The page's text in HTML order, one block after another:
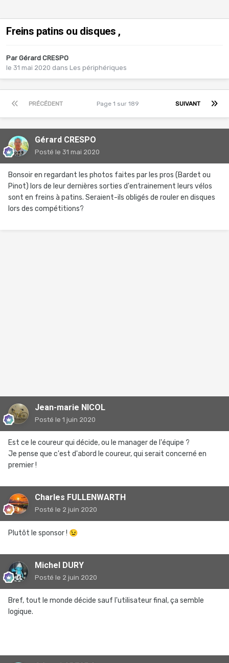
Freins patins ou disques ,
Par Gérard CRESPO
le 31 mai 2020 dans Les périphériques
PRÉCÉDENT SUIVANT
Page 1 sur 189
Gérard CRESPO
Posté le 31 mai 2020
Bonsoir en regardant les photos faites par les pros (Bardet ou
Pinot) lors de leur dernières sorties d'entrainement leurs vélos
sont en freins à patins. Seraient-ils obligés de rouler en disques
lors des compétitions?
Jean-marie NICOL
Posté le 1 juin 2020
Est ce le coureur qui décide, ou le manager de l'équipe ?
Je pense que c'est d'abord le coureur, qui serait concerné en
premier !
Charles FULLENWARTH
Posté le 2 juin 2020
Plutôt le sponsor ! 😉
Michel DURY
Posté le 2 juin 2020
Bref, tout le monde décide sauf l'utilisateur final, ça semble
logique.